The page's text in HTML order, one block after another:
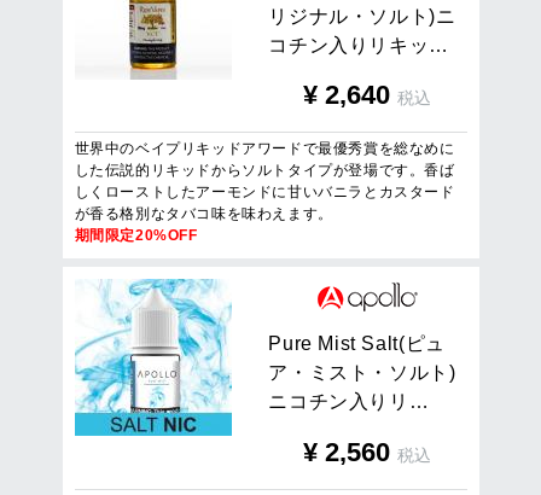
リ ジナル ・ ソ ル ト)ニ
コ チ ン 入 り リ キ ッ …
¥ 2,640 税込
世界中のベイプリキッドアワードで最優秀賞を総なめに
した伝説的リキッドからソルトタイプが登場です。香ば
しくローストしたアーモンドに甘いバニラとカスタード
が香る格別なタバコ味を味わえます。
期間限定20%OFF
Pure M ist Sa lt( ピュ
ア ・ ミ ス ト ・ ソ ル ト )
ニ コ チン 入 り リ …
¥ 2,560 税込